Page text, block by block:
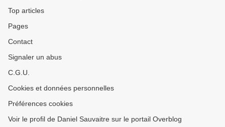
Top articles
Pages
Contact
Signaler un abus
C.G.U.
Cookies et données personnelles
Préférences cookies
Voir le profil de Daniel Sauvaitre sur le portail Overblog